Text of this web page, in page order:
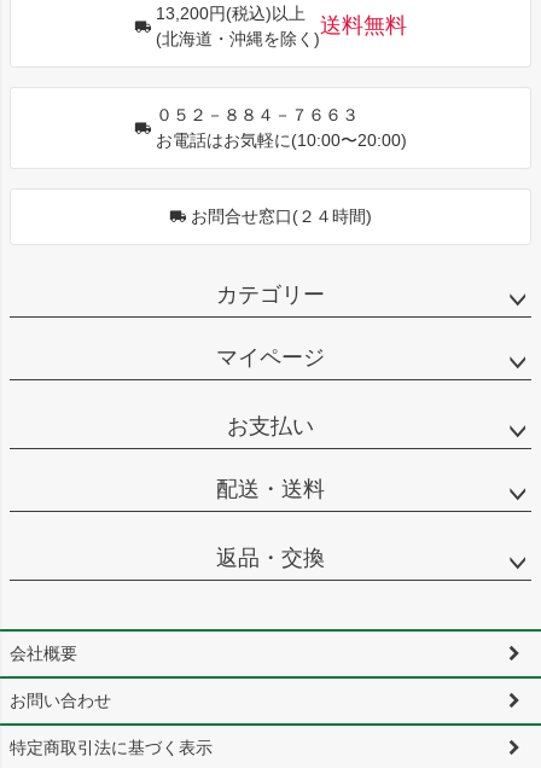
13,200円(税込)以上
(北海道・沖縄を除く)
送料無料
０５２－８８４－７６６３
お電話はお気軽に(10:00〜20:00)
お問合せ窓口(２４時間)
カテゴリー
マイページ
お支払い
配送・送料
返品・交換
会社概要
お問い合わせ
特定商取引法に基づく表示